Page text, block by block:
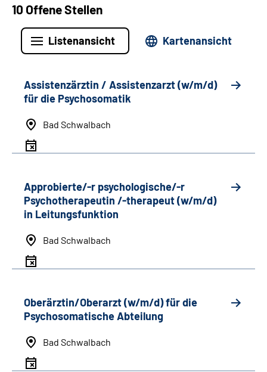
10 Offene Stellen
Listenansicht Kartenansicht
Assistenzärztin / Assistenzarzt (w/m/d)
für die Psychosomatik
Bad Schwalbach
Approbierte/-r psychologische/-r
Psychotherapeutin /-therapeut (w/m/d)
in Leitungsfunktion
Bad Schwalbach
Oberärztin/Oberarzt (w/m/d) für die
Psychosomatische Abteilung
Bad Schwalbach